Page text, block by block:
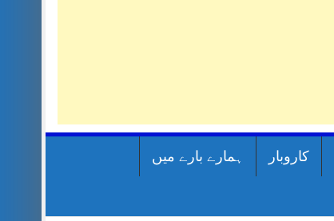
کاروبار ہمارے بارے میں